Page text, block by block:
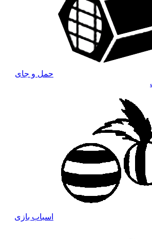
حمل و جای
اسباب بازی